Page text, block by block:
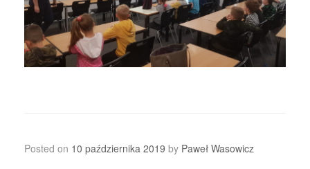
Posted on 10 października 2019 by Paweł Wasowicz